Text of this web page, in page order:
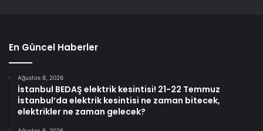
En Güncel Haberler
Ağustos 6, 2026
İstanbul BEDAŞ elektrik kesintisi! 21-22 Temmuz
İstanbul’da elektrik kesintisi ne zaman bitecek,
elektrikler ne zaman gelecek?